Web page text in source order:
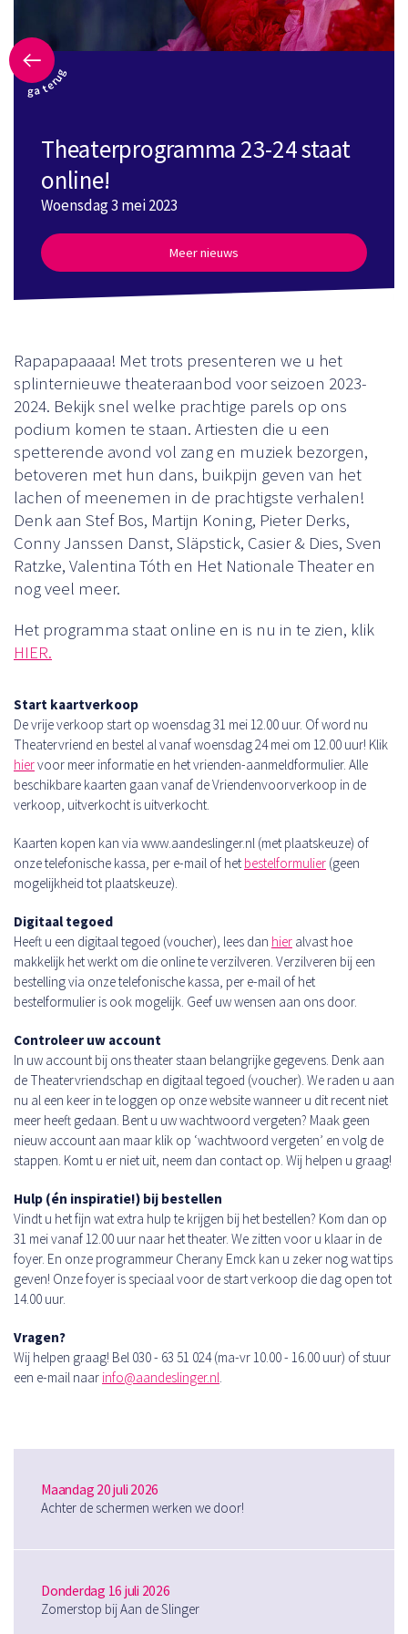
ga terug
Theaterprogramma 23-24 staat
online!
Woensdag 3 mei 2023
Meer nieuws
Rapapapaaaa! Met trots presenteren we u het
splinternieuwe theateraanbod voor seizoen 2023-
2024. Bekijk snel welke prachtige parels op ons
podium komen te staan. Artiesten die u een
spetterende avond vol zang en muziek bezorgen,
betoveren met hun dans, buikpijn geven van het
lachen of meenemen in de prachtigste verhalen!
Denk aan Stef Bos, Martijn Koning, Pieter Derks,
Conny Janssen Danst, Släpstick, Casier & Dies, Sven
Ratzke, Valentina Tóth en Het Nationale Theater en
nog veel meer.
Het programma staat online en is nu in te zien, klik
HIER.
Start kaartverkoop
De vrije verkoop start op woensdag 31 mei 12.00 uur. Of word nu
Theatervriend en bestel al vanaf woensdag 24 mei om 12.00 uur! Klik
hiervoor meer informatie en het vrienden-aanmeldformulier. Alle
beschikbare kaarten gaan vanaf de Vriendenvoorverkoop in de
verkoop, uitverkocht is uitverkocht.
Kaarten kopen kan via www.aandeslinger.nl (met plaatskeuze) of
onze telefonische kassa, per e-mail of het bestelformulier (geen
mogelijkheid tot plaatskeuze).
Digitaal tegoed
Heeft u een digitaal tegoed (voucher), lees dan hier alvast hoe
makkelijk het werkt om die online te verzilveren. Verzilveren bij een
bestelling via onze telefonische kassa, per e-mail of het
bestelformulier is ook mogelijk. Geef uw wensen aan ons door.
Controleer uw account
In uw account bij ons theater staan belangrijke gegevens. Denk aan
de Theatervriendschap en digitaal tegoed (voucher). We raden u aan
nu al een keer in te loggen op onze website wanneer u dit recent niet
meer heeft gedaan. Bent u uw wachtwoord vergeten? Maak geen
nieuw account aan maar klik op ‘wachtwoord vergeten’ en volg de
stappen. Komt u er niet uit, neem dan contact op. Wij helpen u graag!
Hulp (én inspiratie!) bij bestellen
Vindt u het fijn wat extra hulp te krijgen bij het bestellen? Kom dan op
31 mei vanaf 12.00 uur naar het theater. We zitten voor u klaar in de
foyer. En onze programmeur Cherany Emck kan u zeker nog wat tips
geven! Onze foyer is speciaal voor de start verkoop die dag open tot
14.00 uur.
Vragen?
Wij helpen graag! Bel 030 - 63 51 024 (ma-vr 10.00 - 16.00 uur) of stuur
een e-mail naar info@aandeslinger.nl.
Maandag 20 juli 2026
Achter de schermen werken we door!
Donderdag 16 juli 2026
Zomerstop bij Aan de Slinger